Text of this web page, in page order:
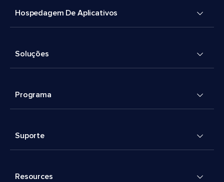
Hospedagem De Aplicativos
Soluções
Programa
Suporte
Resources